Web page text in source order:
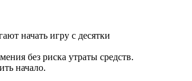
начать игру с десятки
без риска утраты средств.
начало.